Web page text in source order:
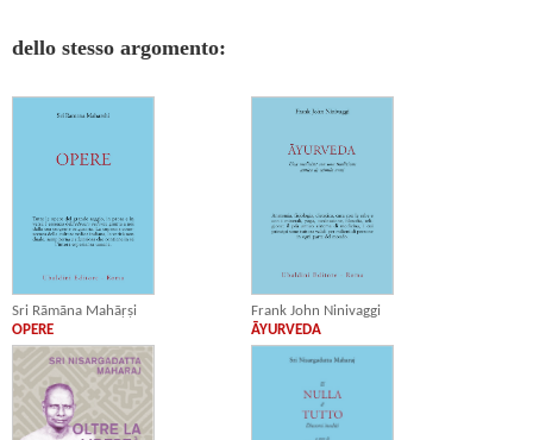
dello stesso argomento:
Sri Rāmāna Mahāṛṣi
OPERE
Frank John Ninivaggi
ĀYURVEDA